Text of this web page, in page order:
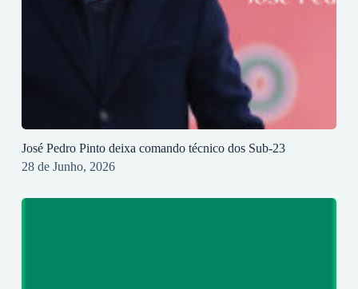
José Pedro Pinto deixa comando técnico dos Sub-23
28 de Junho, 2026